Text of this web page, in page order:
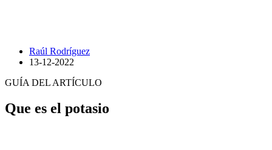
Raúl Rodríguez
13-12-2022
GUÍA DEL ARTÍCULO
Que es el potasio